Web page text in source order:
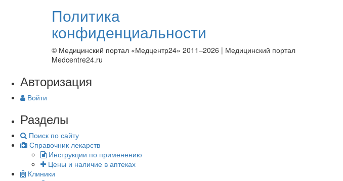
Политика
конфиденциальности
© Медицинский портал «Медцентр24» 2011–2026 | Медицинский портал
Medcentre24.ru
Авторизация
Войти
Разделы
Поиск по сайту
Справочник лекарств
Инструкции по применению
Цены и наличие в аптеках
Клиники